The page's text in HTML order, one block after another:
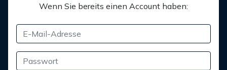
Wenn Sie bereits einen Account haben: